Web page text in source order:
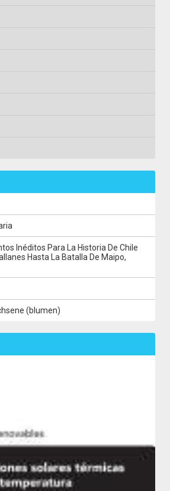
Inéditos Para La Historia De Chile
Hasta La Batalla De Maipo,
(blumen)